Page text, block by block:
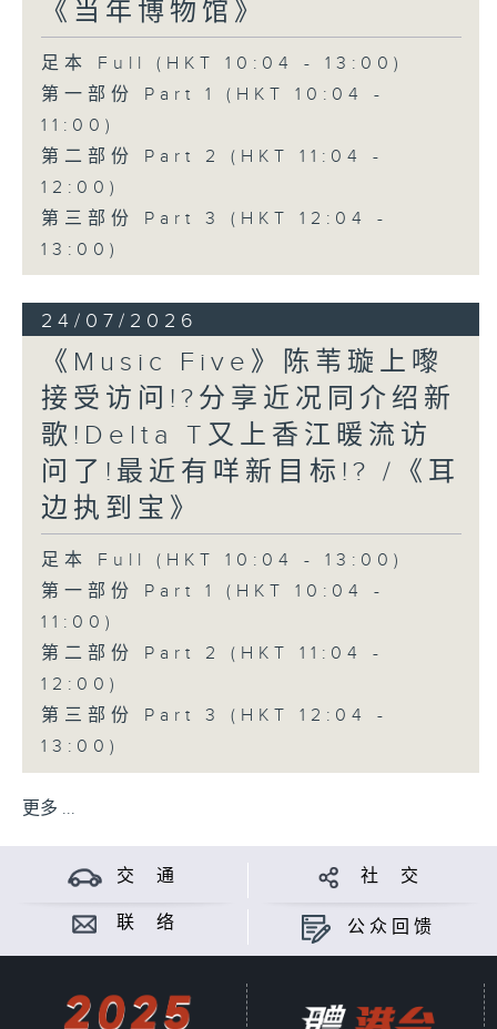
《当年博物馆》
足本 Full (HKT 10:04 - 13:00)
第一部份 Part 1 (HKT 10:04 -
11:00)
第二部份 Part 2 (HKT 11:04 -
12:00)
第三部份 Part 3 (HKT 12:04 -
13:00)
24/07/2026
《Music Five》陈苇璇上嚟
接受访问!?分享近况同介绍新
歌!Delta T又上香江暖流访
问了!最近有咩新目标!? /《耳
边执到宝》
足本 Full (HKT 10:04 - 13:00)
第一部份 Part 1 (HKT 10:04 -
11:00)
第二部份 Part 2 (HKT 11:04 -
12:00)
第三部份 Part 3 (HKT 12:04 -
13:00)
更多 ...
交 通 社 交
联 络 公众回馈